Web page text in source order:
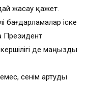
жасау қажет.
бағдарламалар іске
де маңызды
сенім артуды